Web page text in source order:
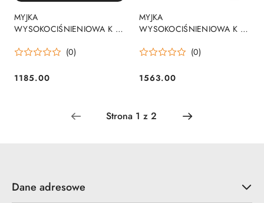
MYJKA
WYSOKOCIŚNIENIOWA K 4
(0)
Cena:
1185.00
MYJKA
WYSOKOCIŚNIENIOWA K 5
(0)
Cena:
1563.00
Dane adresowe